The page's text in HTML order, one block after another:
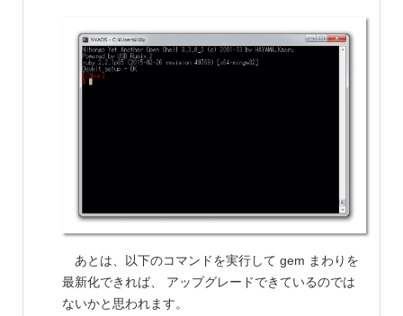
あとは、以下のコマンドを実行して gem まわりを
最新化できれば、 アップグレードできているのでは
ないかと思われます。